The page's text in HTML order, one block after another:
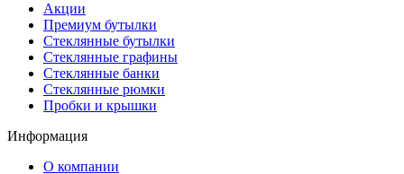
Акции
Премиум бутылки
Стеклянные бутылки
Стеклянные графины
Стеклянные банки
Стеклянные рюмки
Пробки и крышки
Информация
О компании